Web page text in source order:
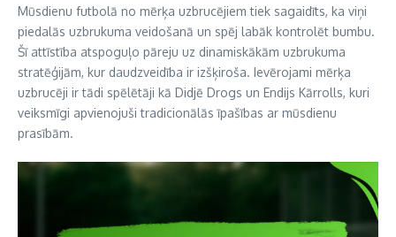
Mūsdienu futbolā no mērķa uzbrucējiem tiek sagaidīts, ka viņi
piedalās uzbrukuma veidošanā un spēj labāk kontrolēt bumbu.
Šī attīstība atspoguļo pāreju uz dinamiskākām uzbrukuma
stratēģijām, kur daudzveidība ir izšķiroša. Ievērojami mērķa
uzbrucēji ir tādi spēlētāji kā Didjē Drogs un Endijs Kārrolls, kuri
veiksmīgi apvienojuši tradicionālās īpašības ar mūsdienu
prasībām.